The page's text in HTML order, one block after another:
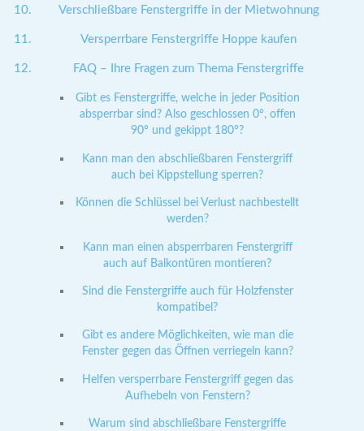
Verschließbare Fenstergriffe in der Mietwohnung
Versperrbare Fenstergriffe Hoppe kaufen
FAQ – Ihre Fragen zum Thema Fenstergriffe
Gibt es Fenstergriffe, welche in jeder Position
absperrbar sind? Also geschlossen 0°, offen
90° und gekippt 180°?
Kann man den abschließbaren Fenstergriff
auch bei Kippstellung sperren?
Können die Schlüssel bei Verlust nachbestellt
werden?
Kann man einen absperrbaren Fenstergriff
auch auf Balkontüren montieren?
Sind die Fenstergriffe auch für Holzfenster
kompatibel?
Gibt es andere Möglichkeiten, wie man die
Fenster gegen das Öffnen verriegeln kann?
Helfen versperrbare Fenstergriff gegen das
Aufhebeln von Fenstern?
Warum sind abschließbare Fenstergriffe